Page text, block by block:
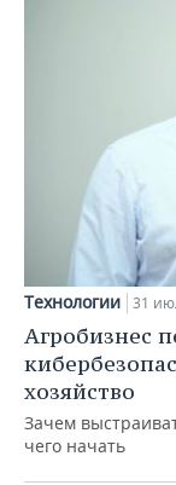
Технологии 31
Агробизнес
хозяйство
Зачем
чего начать